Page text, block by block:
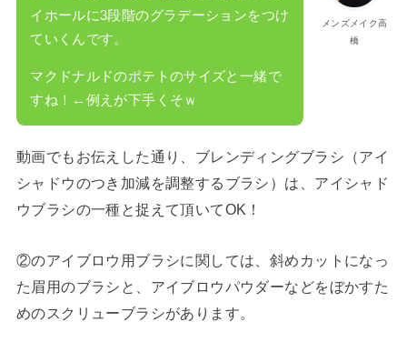
メンズメイク高
橋
イホールに3段階のグラデーションをつけ
ていくんです。
マクドナルドのポテトのサイズと一緒で
すね！←例えが下手くそｗ
動画でもお伝えした通り、ブレンディングブラシ（アイ
シャドウのつき加減を調整するブラシ）は、アイシャド
ウブラシの一種と捉えて頂いてOK！
②のアイブロウ用ブラシに関しては、斜めカットになっ
た眉用のブラシと、アイブロウパウダーなどをぼかすた
めのスクリューブラシがあります。